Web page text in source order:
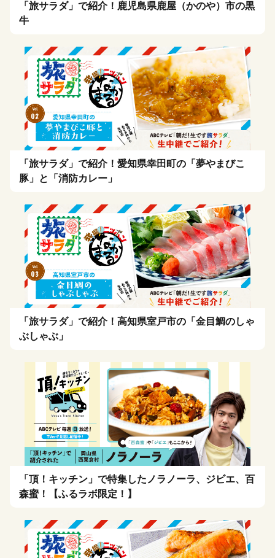
「旅サラダ」で紹介！鹿児島県鹿屋（かのや）市の黒
牛
「旅サラダ」で紹介！愛知県幸田町の「夢やまびこ
豚」と「消防カレー」
「旅サラダ」で紹介！高知県室戸市の「金目鯛のしゃ
ぶしゃぶ」
「頂！キッチン」で特集したノラノーラ、ジビエ、百
森蜜！【ふるラボ限定！】